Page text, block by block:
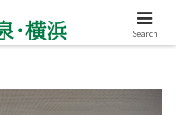
Search